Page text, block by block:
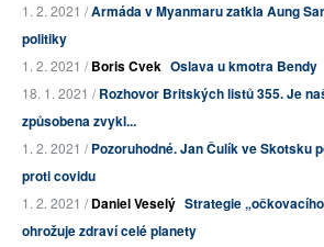
1. 2. 2021 /Armáda v Myanmaru zatkla Aung
politiky
1. 2. 2021 /Boris Cvek Oslava u kmotra Bendy
18. 1. 2021 /Rozhovor Britských listů 355. Je
způsobena zvykl...
1. 2. 2021 /Pozoruhodné. Jan Čulík ve Skotsku
proti covidu
1. 2. 2021 /Daniel Veselý Strategie
ohrožuje zdraví celé planety